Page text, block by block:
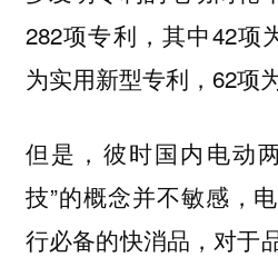
282项专利，其中42项
为实用新型专利，62项
但是，彼时国内电动
技”的概念并不敏感，
行必备的快消品，对于